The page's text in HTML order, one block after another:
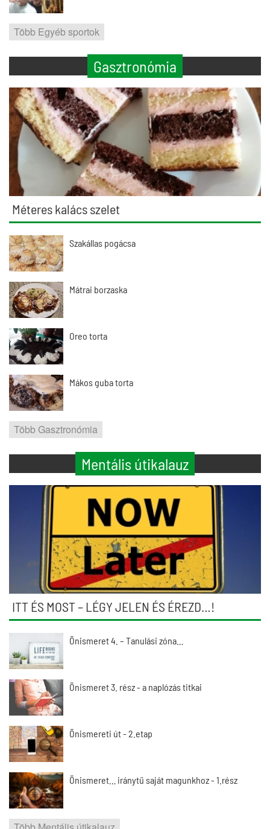
Több Egyéb sportok
Gasztronómia
Méteres kalács szelet
Szakállas pogácsa
Mátrai borzaska
Oreo torta
Mákos guba torta
Több Gasztronómia
Mentális útikalauz
ITT ÉS MOST – LÉGY JELEN ÉS ÉREZD…!
Önismeret 4. – Tanulási zóna…
Önismeret 3. rész - a naplózás titkai
Önismereti út - 2.etap
Önismeret… iránytű saját magunkhoz - 1.rész